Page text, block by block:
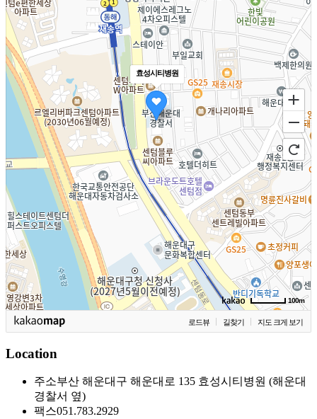
효성시티병원
100m
로드뷰 길찾기 지도 크게 보기
Location
주소부산 해운대구 해운대로 135 효성시티병원 (해운대
경찰서 옆)
팩스051.783.2929